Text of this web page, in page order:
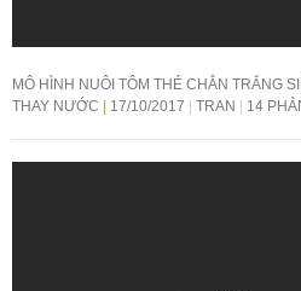
MÔ HÌNH NUÔI TÔM THẺ CHÂN TRẮNG
THAY NƯỚC
17/10/2017 TRAN 14